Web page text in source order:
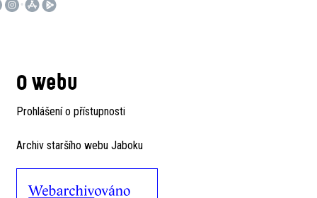
O webu
Prohlášení o přístupnosti
Archiv staršího webu Jaboku